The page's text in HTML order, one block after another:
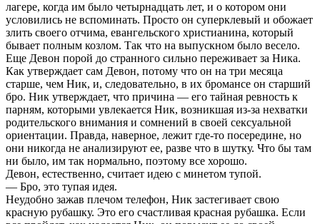
лагере, когда им было четырнадцать лет, и о котором они
условились не вспоминать. Просто он суперклевый и обожает
злить своего отчима, евангельского христианина, который
бывает полным козлом. Так что на выпускном было весело.
Еще Девон порой до странного сильно переживает за Ника.
Как утверждает сам Девон, потому что он на три месяца
старше, чем Ник, и, следовательно, в их бромансе он старший
бро. Ник утверждает, что причина — его тайная ревность к
парням, которыми увлекается Ник, возникшая из-за нехватки
родительского внимания и сомнений в своей сексуальной
ориентации. Правда, наверное, лежит где-то посередине, но
они никогда не анализируют ее, разве что в шутку. Что бы там
ни было, им так нормально, поэтому все хорошо.
Девон, естественно, считает идею с минетом тупой.
— Бро, это тупая идея.
Неудобно зажав плечом телефон, Ник застегивает свою
красную рубашку. Это его счастливая красная рубашка. Если